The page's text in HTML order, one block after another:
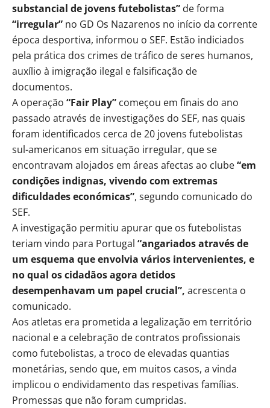
substancial de jovens futebolistas” de forma
“irregular” no GD Os Nazarenos no início da corrente
época desportiva, informou o SEF. Estão indiciados
pela prática dos crimes de tráfico de seres humanos,
auxílio à imigração ilegal e falsificação de
documentos.
A operação “Fair Play” começou em finais do ano
passado através de investigações do SEF, nas quais
foram identificados cerca de 20 jovens futebolistas
sul-americanos em situação irregular, que se
encontravam alojados em áreas afectas ao clube“em
condições indignas, vivendo com extremas
dificuldades económicas”, segundo comunicado do
SEF.
A investigação permitiu apurar que os futebolistas
teriam vindo para Portugal “angariados através de
um esquema que envolvia vários intervenientes, e
no qual os cidadãos agora detidos
desempenhavam um papel crucial”, acrescenta o
comunicado.
Aos atletas era prometida a legalização em território
nacional e a celebração de contratos profissionais
como futebolistas, a troco de elevadas quantias
monetárias, sendo que, em muitos casos, a vinda
implicou o endividamento das respetivas famílias.
Promessas que não foram cumpridas.